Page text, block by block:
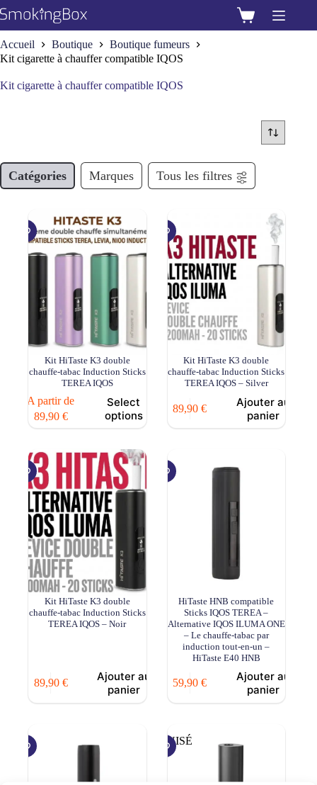
Passer
au
contenu
Panier
d’achat
Accueil
Boutique
Boutique fumeurs
Kit cigarette à chauffer compatible IQOS
Kit cigarette à chauffer compatible IQOS
Catégories Marques Tous les filtres
Kit HiTaste K3 double
chauffe-tabac Induction Sticks
TEREA IQOS
A partir de
89,90 €
Select
options
Ce
produit
Les
options
peuvent
choisies
page
produit
Kit HiTaste K3 double
chauffe-tabac Induction Sticks
TEREA IQOS – Silver
89,90€
Ajouter au
panier
Kit HiTaste K3 double
chauffe-tabac Induction Sticks
TEREA IQOS – Noir
89,90 €
Ajouter au
panier
HiTaste HNB compatible
Sticks IQOS TEREA –
Alternative IQOS ILUMA ONE
– Le chauffe-tabac par
induction tout-en-un –
HiTaste E40 HNB
59,90€
Ajouter au
panier
ÉPUISÉ